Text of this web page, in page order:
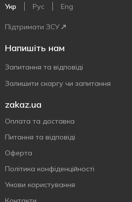
Укр Рус Eng
Підтримати ЗСУ
Напишіть нам
Запитання та відповіді
Залишити скаргу чи запитання
zakaz.ua
Оплата та доставка
Питання та відповіді
Оферта
Політика конфіденційності
Умови користування